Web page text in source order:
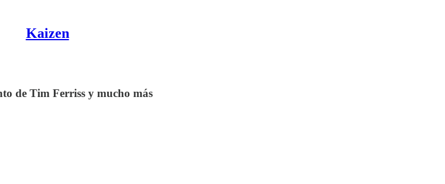
Kaizen
de Tim Ferriss y mucho más